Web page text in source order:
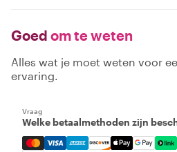
Goed om te weten
Alles wat je moet weten voor
ervaring.
Vraag
Welke betaalmethoden zijn
Mastercard, Visa, Amex,